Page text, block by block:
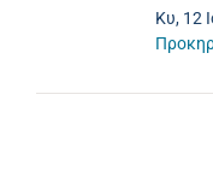
Κυ, 12